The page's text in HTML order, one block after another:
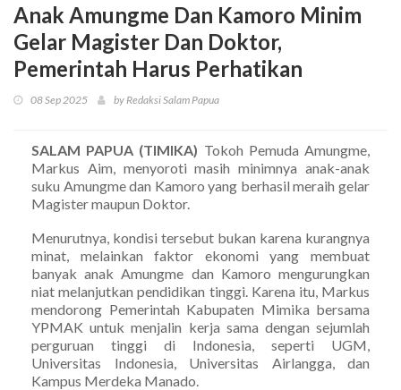
Anak Amungme Dan Kamoro Minim
Gelar Magister Dan Doktor,
Pemerintah Harus Perhatikan
08 Sep 2025 by Redaksi Salam Papua
SALAM PAPUA (TIMIKA) Tokoh Pemuda Amungme,
Markus Aim, menyoroti masih minimnya anak-anak
suku Amungme dan Kamoro yang berhasil meraih gelar
Magister maupun Doktor.
Menurutnya, kondisi tersebut bukan karena kurangnya
minat, melainkan faktor ekonomi yang membuat
banyak anak Amungme dan Kamoro mengurungkan
niat melanjutkan pendidikan tinggi. Karena itu, Markus
mendorong Pemerintah Kabupaten Mimika bersama
YPMAK untuk menjalin kerja sama dengan sejumlah
perguruan tinggi di Indonesia, seperti UGM,
Universitas Indonesia, Universitas Airlangga, dan
Kampus Merdeka Manado.